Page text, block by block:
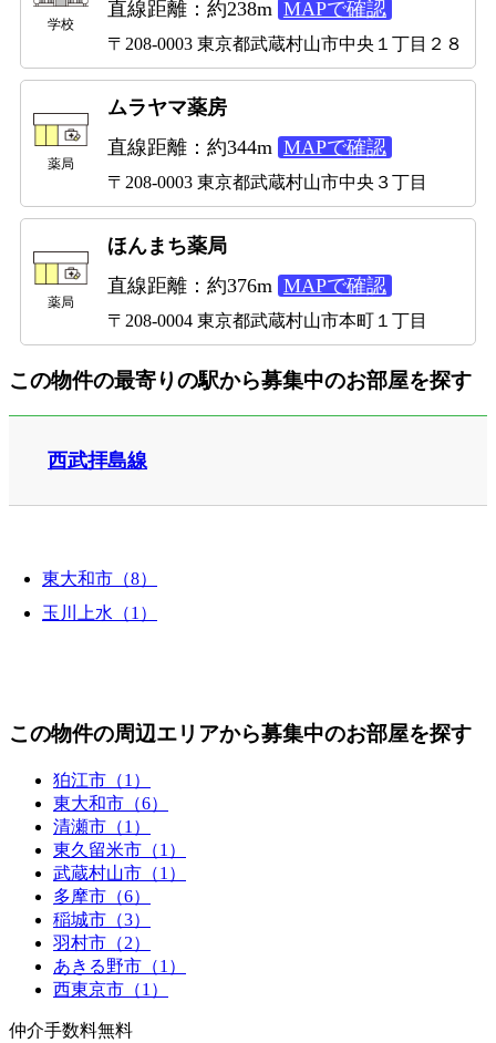
学校
直線距離：約238m MAPで確認
〒208-0003 東京都武蔵村山市中央１丁目２８
薬局
ムラヤマ薬房
直線距離：約344m MAPで確認
〒208-0003 東京都武蔵村山市中央３丁目
薬局
ほんまち薬局
直線距離：約376m MAPで確認
〒208-0004 東京都武蔵村山市本町１丁目
この物件の最寄りの駅から募集中のお部屋を探す
西武拝島線
東大和市（8）
玉川上水（1）
この物件の周辺エリアから募集中のお部屋を探す
狛江市（1）
東大和市（6）
清瀬市（1）
東久留米市（1）
武蔵村山市（1）
多摩市（6）
稲城市（3）
羽村市（2）
あきる野市（1）
西東京市（1）
仲介手数料無料